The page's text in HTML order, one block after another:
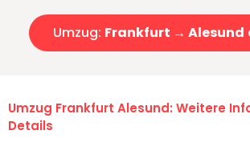
Umzug: Frankfurt → Alesund
Umzug Frankfurt Alesund: Weitere
Details